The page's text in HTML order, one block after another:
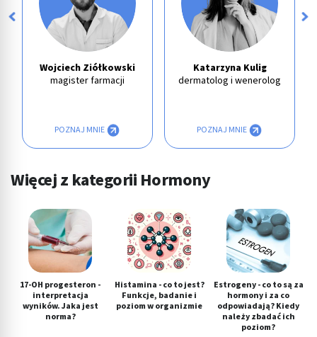
Wojciech Ziółkowski
magister farmacji
POZNAJ MNIE
Katarzyna Kulig
dermatolog i wenerolog
POZNAJ MNIE
Więcej z kategorii Hormony
17-OH progesteron -
interpretacja
wyników. Jaka jest
norma?
Histamina - co to jest?
Funkcje, badanie i
poziom w organizmie
Estrogeny - co to są za
hormony i za co
odpowiadają? Kiedy
należy zbadać ich
poziom?